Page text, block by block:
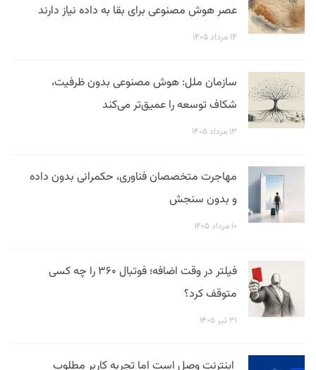
عصر هوش مصنوعی برای بقا به داده نیاز دارند
۱۴ مرداد ۱۴۰۵
سازمان ملل: هوش مصنوعی بدون ظرفیت،
شکاف توسعه را عمیق‌تر می‌کند
۱۳ مرداد ۱۴۰۵
مهاجرت متخصصان فناوری، حکمرانی بدون داده
و بدون سنجش
۱۰ مرداد ۱۴۰۵
فیلتر در وقت اضافه؛ فوتبال ۳۶۰ را چه کسی
متوقف کرد؟
۳۱ تیر ۱۴۰۵
اینترنت وصل است اما تجربه کاربر مطلوب